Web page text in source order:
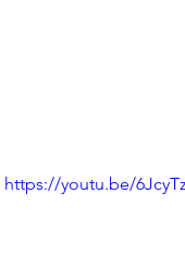
https://youtu.be/